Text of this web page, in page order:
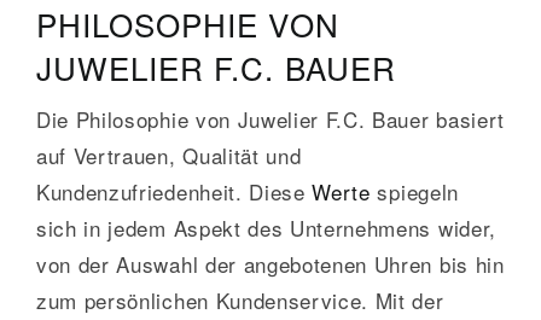
PHILOSOPHIE VON
JUWELIER F.C. BAUER
Die Philosophie von Juwelier F.C. Bauer basiert
auf Vertrauen, Qualität und
Kundenzufriedenheit. DieseWerte spiegeln
sich in jedem Aspekt des Unternehmens wider,
von der Auswahl der angebotenen Uhren bis hin
zum persönlichen Kundenservice. Mit der